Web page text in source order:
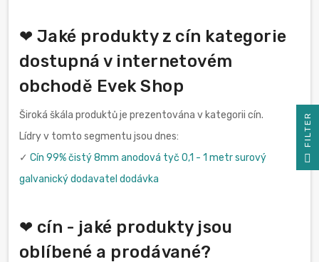
❤ Jaké produkty z cín kategorie
dostupná v internetovém
obchodě Evek Shop
Široká škála produktů je prezentována v kategorii cín.
Lídry v tomto segmentu jsou dnes:
✓ Cín 99% čistý 8mm anodová tyč 0,1 - 1 metr surový
galvanický dodavatel dodávka
❤ cín - jaké produkty jsou
oblíbené a prodávané?
R